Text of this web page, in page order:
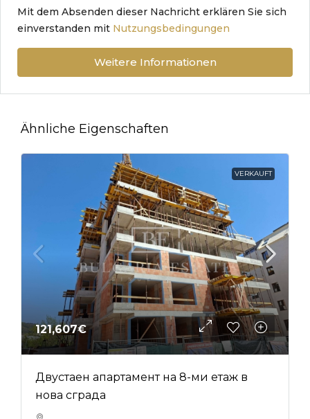
Mit dem Absenden dieser Nachricht erklären Sie sich
einverstanden mit Nutzungsbedingungen
Weitere Informationen
Ähnliche Eigenschaften
VERKAUFT
121,607€
Двустаен апартамент на 8-ми етаж в
нова сграда